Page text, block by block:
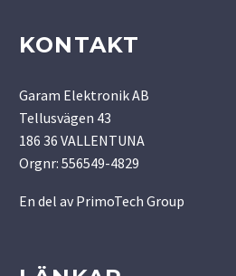
KONTAKT
Garam Elektronik AB
Tellusvägen 43
186 36 VALLENTUNA
Orgnr: 556549-4829
En del av PrimoTech Group